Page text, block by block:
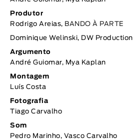
Produtor
Rodrigo Areias, BANDO À PARTE
Dominique Welinski, DW Production
Argumento
André Guiomar, Mya Kaplan
Montagem
Luís Costa
Fotografia
Tiago Carvalho
Som
Pedro Marinho, Vasco Carvalho